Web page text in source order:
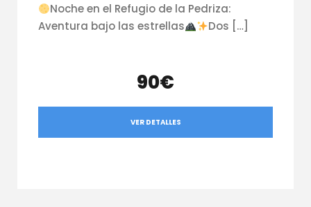
Noche en el Refugio de la Pedriza:
Aventura bajo las estrellas
Dos […]
90€
VER DETALLES